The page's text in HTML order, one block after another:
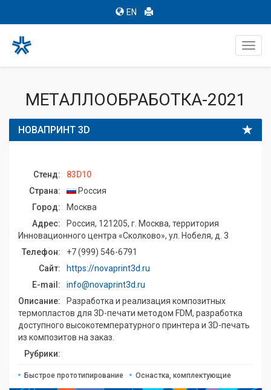
EN
МЕТАЛЛООБРАБОТКА-2021
НОВАПРИНТ 3D
Стенд:
83D10
Страна:
Россия
Город:
Москва
Адрес:
Россия, 121205, г. Москва, территория
Инновационного центра «Сколково», ул. Нобеля, д. 3
Телефон:
+7 (999) 546-6791
Сайт:
https://novaprint3d.ru
E-mail:
info@novaprint3d.ru
Описание:
Разработка и реализация композитных
термопластов для 3D-печати методом FDM, разработка
доступного высокотемпературного принтера и 3D-печать
из композитов на заказ.
Рубрики:
Быстрое прототипирование Оснастка, комплектующие